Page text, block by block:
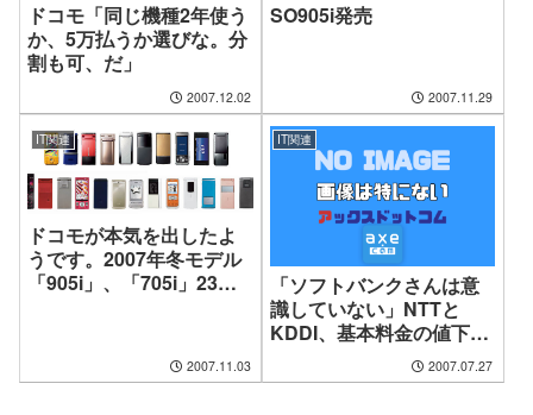
ドコモ「同じ機種2年使う
か、5万払うか選びな。分
割も可、だ」
2007.12.02
SO905i発売
2007.11.29
IT関連
ドコモが本気を出したよ
うです。2007年冬モデル
「905i」、「705i」23機
2007.11.03
IT関連
「ソフトバンクさんは意
識していない」NTTと
KDDI、基本料金の値下げ
2007.07.27